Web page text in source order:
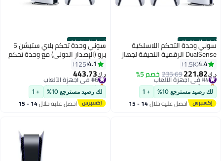
أفضل المنتجات
سوني وحدة التحكم اللاسلكية
DualSense الرقمية النحيفة لجهاز
PlayStation 5 (الإصدار الدولي)
4.4
1.5K
د.ك‏221.82
235.69خصم 5% #4 في أجهزة الألعاب
بتخلّص بسرعة
#4 في أجهزة الألعاب
لك رصيد مسترجع 10% + 1
احصل عليه خلال 14 - 15
أفضل المنتجات سوني وحدة تحكم بلاي ستيشن 5
برو (الإصدار الدولي) مع وحدة تحكم
4.1
125
د.ك‏443.73
#6 في أجهزة الألعاب
باقي 4 وحدات في المخزون
#6 في أجهزة الألعاب
لك رصيد مسترجع 10% + 1
احصل عليه خلال 14 - 15